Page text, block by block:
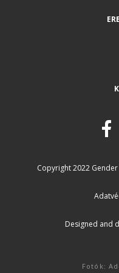
Copyright 2022
Designed and
Fotók: